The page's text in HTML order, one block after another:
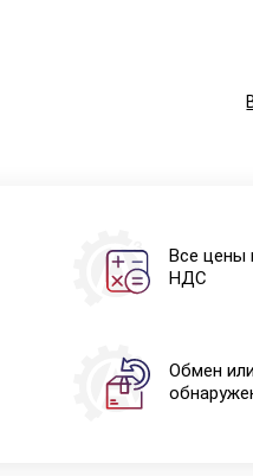
Все цены
НДС
Обмен